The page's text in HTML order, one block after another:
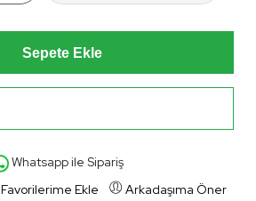
Sepete Ekle
Whatsapp ile Sipariş
Favorilerime Ekle Arkadaşıma Öner